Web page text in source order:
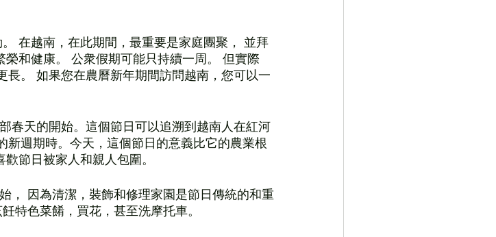
在越南，在此期間，最重要是家庭團聚， 並拜
和健康。 公衆假期可能只持續一周。 但實際
。 如果您在農曆新年期間訪問越南，您可以一
春天的開始。這個節日可以追溯到越南人在紅河
週期時。今天，這個節日的意義比它的農業根
節日被家人和親人包圍。
， 因為清潔，裝飾和修理家園是節日傳統的和重
特色菜餚，買花，甚至洗摩托車。